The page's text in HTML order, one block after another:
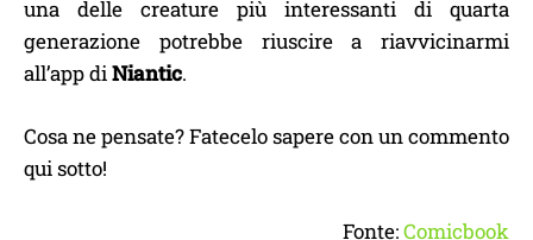
una delle creature più interessanti di quarta
generazione potrebbe riuscire a riavvicinarmi
all’app diNiantic.
Cosa ne pensate? Fatecelo sapere con un commento
qui sotto!
Fonte:Comicbook